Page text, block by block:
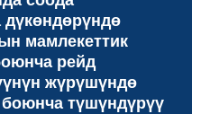
мамлекеттик
рейд
жүрүшүндө
түшүндүрүү